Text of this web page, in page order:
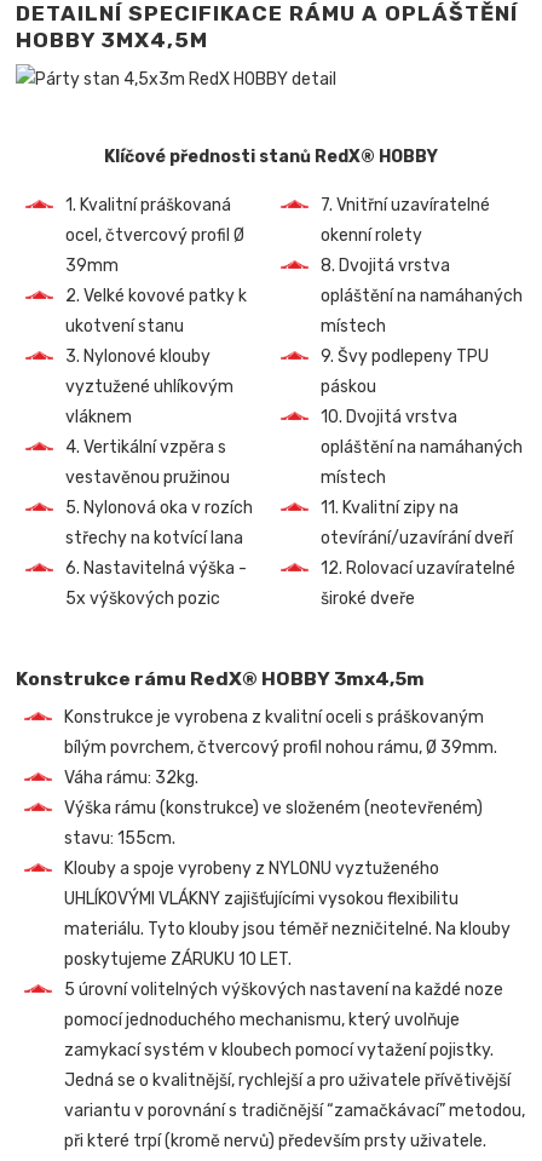
DETAILNÍ SPECIFIKACE RÁMU A OPLÁŠTĚNÍ
HOBBY 3MX4,5M
Klíčové přednosti stanů RedX® HOBBY
1. Kvalitní práškovaná
ocel, čtvercový profil Ø
39mm
2. Velké kovové patky k
ukotvení stanu
3. Nylonové klouby
vyztužené uhlíkovým
vláknem
4. Vertikální vzpěra s
vestavěnou pružinou
5. Nylonová oka v rozích
střechy na kotvící lana
6. Nastavitelná výška -
5x výškových pozic
7. Vnitřní uzavíratelné
okenní rolety
8. Dvojitá vrstva
opláštění na namáhaných
místech
9. Švy podlepeny TPU
páskou
10. Dvojitá vrstva
opláštění na namáhaných
místech
11. Kvalitní zipy na
otevírání/uzavírání dveří
12. Rolovací uzavíratelné
široké dveře
Konstrukce rámu RedX® HOBBY 3mx4,5m
Konstrukce je vyrobena z kvalitní oceli s práškovaným
bílým povrchem, čtvercový profil nohou rámu, Ø 39mm.
Váha rámu: 32kg.
Výška rámu (konstrukce) ve složeném (neotevřeném)
stavu: 155cm.
Klouby a spoje vyrobeny z NYLONU vyztuženého
UHLÍKOVÝMI VLÁKNY zajišťujícími vysokou flexibilitu
materiálu. Tyto klouby jsou téměř nezničitelné. Na klouby
poskytujeme ZÁRUKU 10 LET.
5 úrovní volitelných výškových nastavení na každé noze
pomocí jednoduchého mechanismu, který uvolňuje
zamykací systém v kloubech pomocí vytažení pojistky.
Jedná se o kvalitnější, rychlejší a pro uživatele přívětivější
variantu v porovnání s tradičnější “zamačkávací” metodou,
při které trpí (kromě nervů) především prsty uživatele.